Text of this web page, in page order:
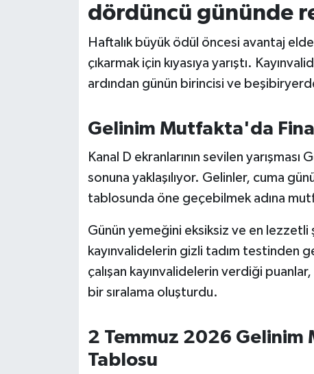
dördüncü gününde
Haftalık büyük ödül öncesi avantaj
çıkarmak için kıyasıya yarıştı.
ardından günün birincisi ve
Gelinim Mutfakta'da
Kanal D ekranlarının sevilen
sonuna yaklaşılıyor. Gelinler, cuma
tablosunda öne geçebilmek adına
Günün yemeğini eksiksiz ve en lezzetli
kayınvalidelerin gizli tadım testinden
çalışan kayınvalidelerin verdiği
bir sıralama oluşturdu.
2 Temmuz 2026 Gelinim
Tablosu
MAGAZİN